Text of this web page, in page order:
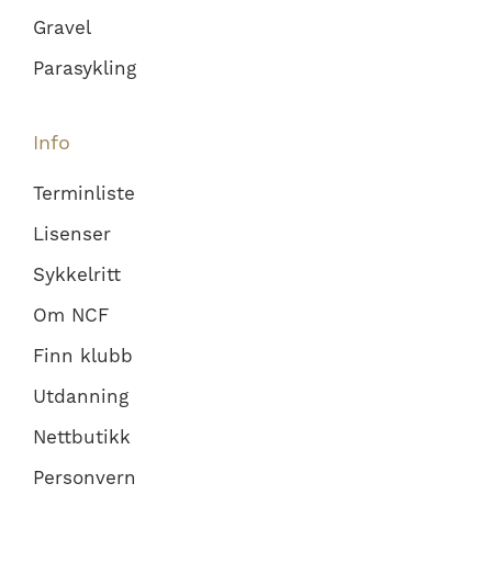
Gravel
Parasykling
Info
Terminliste
Lisenser
Sykkelritt
Om NCF
Finn klubb
Utdanning
Nettbutikk
Personvern